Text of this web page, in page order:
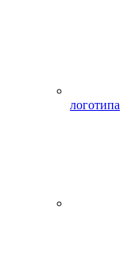
логотипа